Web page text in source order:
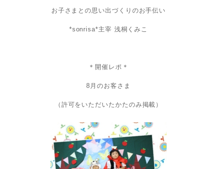
お子さまとの思い出づくりのお手伝い
*sonrisa*主宰 浅桐くみこ
＊開催レポ＊
8月のお客さま
（許可をいただいたかたのみ掲載）